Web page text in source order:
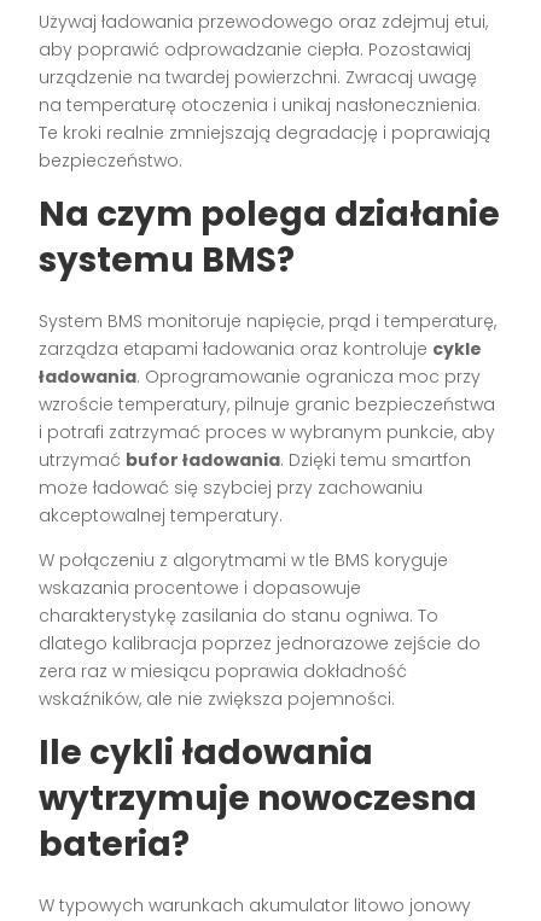
Używaj ładowania przewodowego oraz zdejmuj etui,
aby poprawić odprowadzanie ciepła. Pozostawiaj
urządzenie na twardej powierzchni. Zwracaj uwagę
na temperaturę otoczenia i unikaj nasłonecznienia.
Te kroki realnie zmniejszają degradację i poprawiają
bezpieczeństwo.
Na czym polega działanie
systemu BMS?
System BMS monitoruje napięcie, prąd i temperaturę,
zarządza etapami ładowania oraz kontroluje cykle
ładowania. Oprogramowanie ogranicza moc przy
wzroście temperatury, pilnuje granic bezpieczeństwa
i potrafi zatrzymać proces w wybranym punkcie, aby
utrzymać bufor ładowania. Dzięki temu smartfon
może ładować się szybciej przy zachowaniu
akceptowalnej temperatury.
W połączeniu z algorytmami w tle BMS koryguje
wskazania procentowe i dopasowuje
charakterystykę zasilania do stanu ogniwa. To
dlatego kalibracja poprzez jednorazowe zejście do
zera raz w miesiącu poprawia dokładność
wskaźników, ale nie zwiększa pojemności.
Ile cykli ładowania
wytrzymuje nowoczesna
bateria?
W typowych warunkach akumulator litowo jonowy